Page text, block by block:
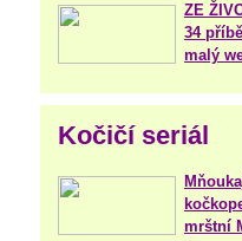
ZE
34
malý
Kočičí seriál
mrštní